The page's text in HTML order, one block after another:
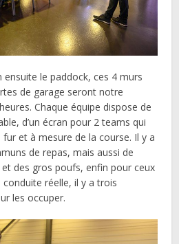
ensuite le paddock, ces 4 murs
de garage seront notre
Chaque équipe dispose de
d’un écran pour 2 teams qui
et à mesure de la course. Il y a
de repas, mais aussi de
des gros poufs, enfin pour ceux
conduite réelle, il y a trois
les occuper.